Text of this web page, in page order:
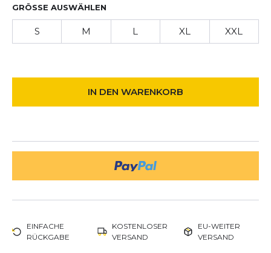
GRÖSSE AUSWÄHLEN
S M L XL XXL
IN DEN WARENKORB
EINFACHE
RÜCKGABE
KOSTENLOSER
VERSAND
EU-WEITER
VERSAND